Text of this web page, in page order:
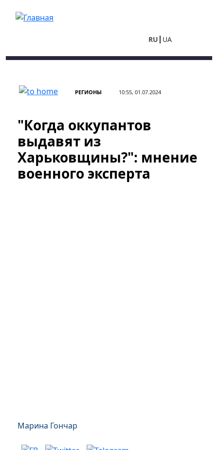
RU UA
РЕГИОНЫ 10:55, 01.07.2024
"Когда оккупантов
выдавят из
Харьковщины?": мнение
военного эксперта
Марина Гончар